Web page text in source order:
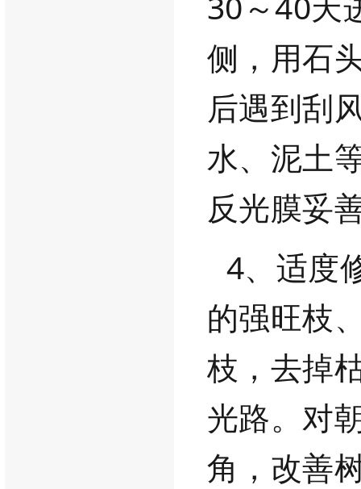
侧， 用石
后遇到刮
水、泥土
反光膜妥
4、适度
的强旺枝
枝，去掉
光路。对
角，改善